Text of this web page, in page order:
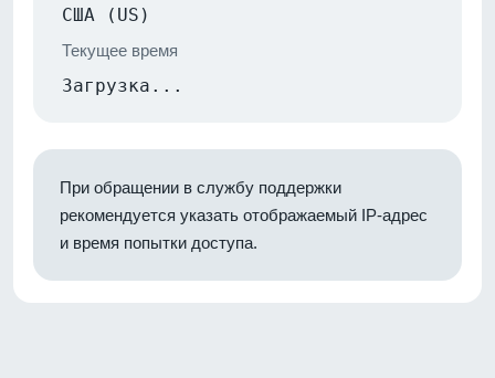
США (US)
Текущее время
Загрузка...
При обращении в службу поддержки
рекомендуется указать отображаемый IP-адрес
и время попытки доступа.